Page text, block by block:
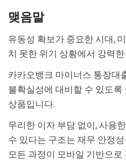
맺음말
유동성 확보가 중요한 시대,
치 못한 위기 상황에서 강력
카카오뱅크 마이너스 통장대
불확실성에 대비할 수 있도
상품입니다.
무리한 이자 부담 없이, 사용
수 있다는 구조는 재무 안정
모든 과정이 모바일 기반으